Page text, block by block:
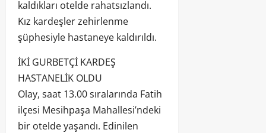
kaldıkları otelde rahatsızlandı.
Kız kardeşler zehirlenme
şüphesiyle hastaneye kaldırıldı.
İKİ GURBETÇİ KARDEŞ
HASTANELİK OLDU
Olay, saat 13.00 sıralarında Fatih
ilçesi Mesihpaşa Mahallesi’ndeki
bir otelde yaşandı. Edinilen